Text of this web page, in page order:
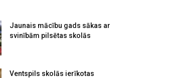
Jaunais mācību gads sākas ar
svinībām pilsētas skolās
Ventspils skolās ierīkotas